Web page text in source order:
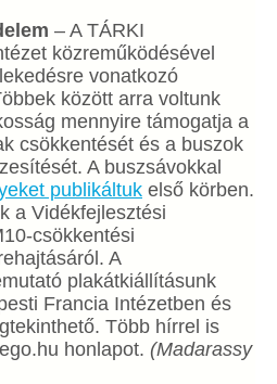
– A TÁRKI
közreműködésével
vonatkozó
között arra voltunk
mennyire támogatja a
csökkentését és a buszok
A buszsávokkal
publikáltuk első körben.
a Vidékfejlesztési
csökkentési
A
plakátkiállításunk
Francia Intézetben és
Több hírrel is
honlapot. (Madarassy